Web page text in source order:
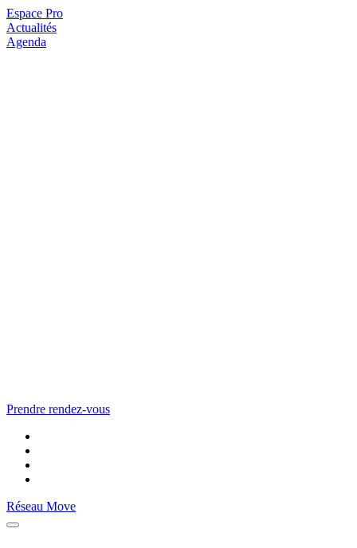
Espace Pro
Actualités
Agenda
Prendre rendez-vous
Réseau Move